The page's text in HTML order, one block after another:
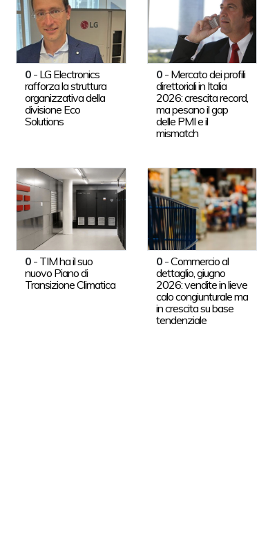
0 - LG Electronics
rafforza la struttura
organizzativa della
divisione Eco
Solutions
0- Mercato dei profili
direttoriali in Italia
2026: crescita record,
ma pesano il gap
delle PMI e il
mismatch
0 - TIM ha il suo
nuovo Piano di
Transizione Climatica
0-Commercio al
dettaglio, giugno
2026: vendite in lieve
calo congiunturale ma
in crescita su base
tendenziale